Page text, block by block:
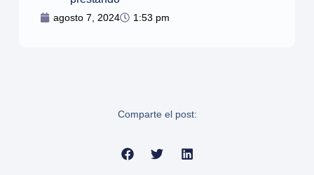
agosto 7, 2024 1:53 pm
Comparte el post: